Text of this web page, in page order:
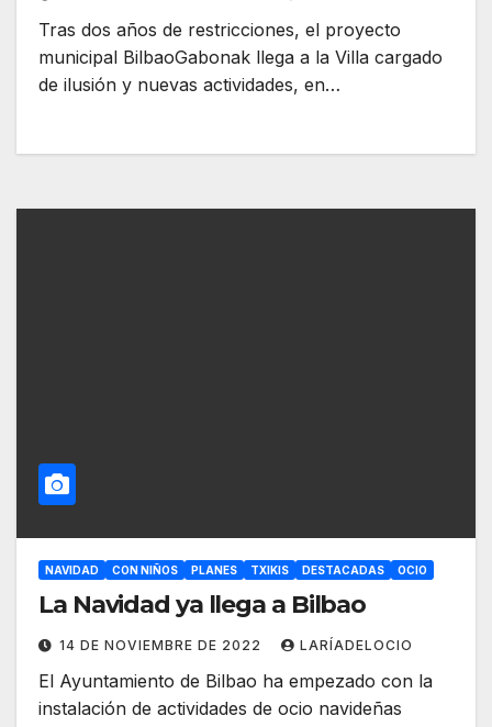
Tras dos años de restricciones, el proyecto
municipal BilbaoGabonak llega a la Villa cargado
de ilusión y nuevas actividades, en…
NAVIDAD CON NIÑOS PLANES TXIKIS DESTACADAS OCIO
La Navidad ya llega a Bilbao
14 DE NOVIEMBRE DE 2022 LARÍADELOCIO
El Ayuntamiento de Bilbao ha empezado con la
instalación de actividades de ocio navideñas